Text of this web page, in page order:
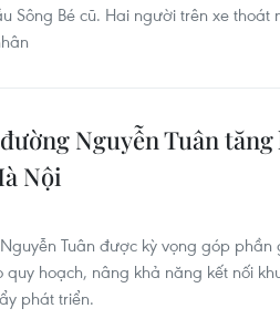
Sông Bé cũ. Hai người trên xe
Nguyễn Tuân
Nội
Tuân được kỳ vọng góp
quy hoạch, nâng khả năng kết nối
phát triển.